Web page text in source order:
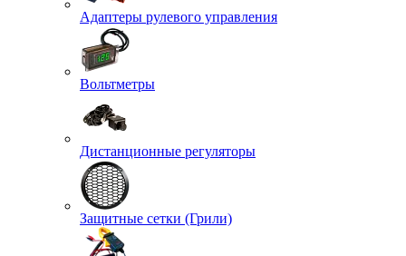
Адаптеры рулевого управления
Вольтметры
Дистанционные регуляторы
Защитные сетки (Грили)